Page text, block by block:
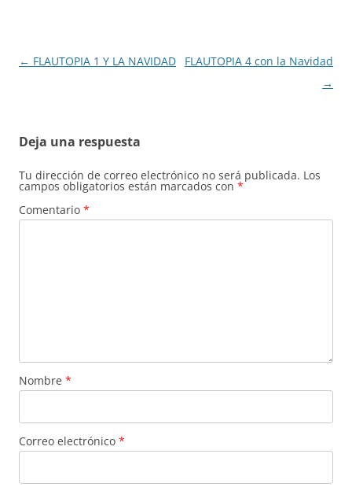
o
k
p
Navegación
← FLAUTOPIA 1 Y LA NAVIDAD
FLAUTOPIA 4 con la Navidad
→
Deja una respuesta
Tu dirección de correo electrónico no será publicada. Los
campos obligatorios están marcados con *
Comentario *
Nombre *
Correo electrónico *